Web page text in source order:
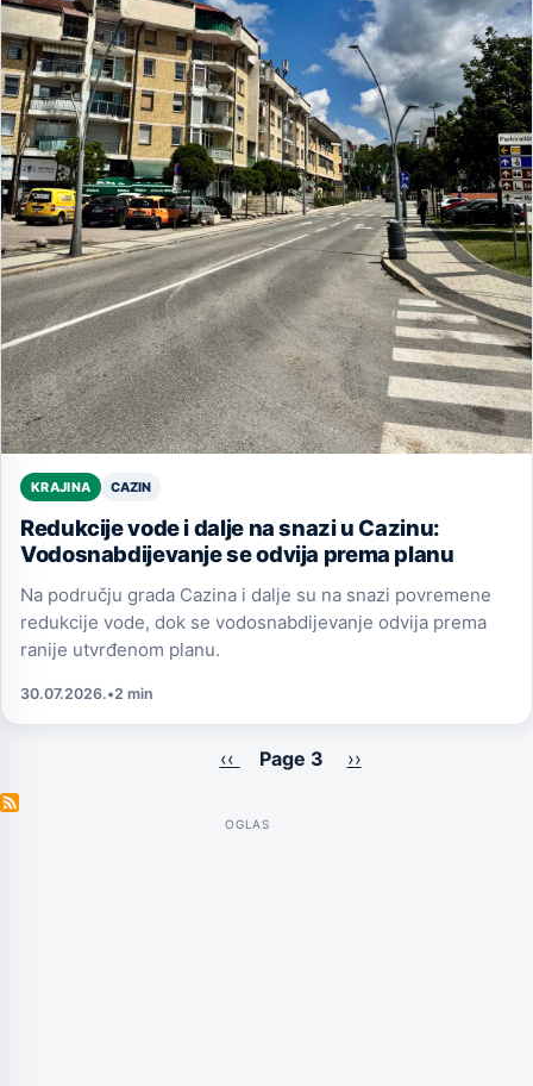
KRAJINA CAZIN
Redukcije vode i dalje na snazi u Cazinu:
Vodosnabdijevanje se odvija prema planu
Na području grada Cazina i dalje su na snazi povremene
redukcije vode, dok se vodosnabdijevanje odvija prema
ranije utvrđenom planu.
30.07.2026.•2 min
Previous
‹‹ Page 3
Next
››
OGLAS